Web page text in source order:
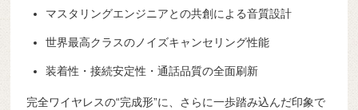
マスタリングエンジニアとの共創による音質設計
世界最高クラスのノイズキャンセリング性能
装着性・接続安定性・通話品質の全面刷新
完全ワイヤレスの“完成形”に、さらに一歩踏み込んだ印象で